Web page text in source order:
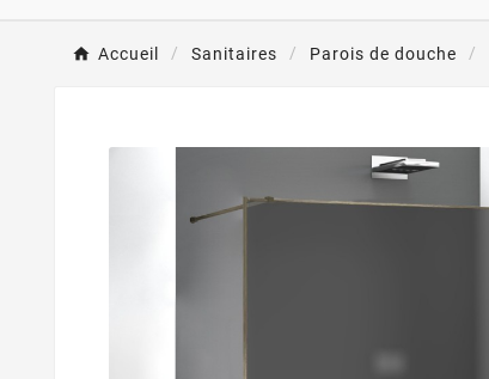
Accueil Sanitaires Parois de douche